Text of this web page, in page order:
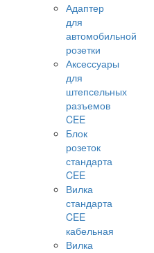
Адаптер
для
автомобильной
розетки
Аксессуары
для
штепсельных
разъемов
CEE
Блок
розеток
стандарта
CEE
Вилка
стандарта
CEE
кабельная
Вилка